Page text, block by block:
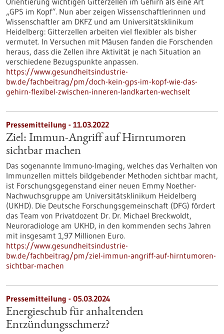
„GPS im Kopf“. Nun aber zeigen Wissenschaftlerinnen und
Wissenschaftler am DKFZ und am Universitätsklinikum
Heidelberg: Gitterzellen arbeiten viel flexibler als bisher
vermutet. In Versuchen mit Mäusen fanden die Forschenden
heraus, dass die Zellen ihre Aktivität je nach Situation an
verschiedene Bezugspunkte anpassen.
https://www.gesundheitsindustrie-
bw.de/fachbeitrag/pm/doch-kein-gps-im-kopf-wie-das-
gehirn-flexibel-zwischen-inneren-landkarten-wechselt
Pressemitteilung - 11.03.2022
Ziel: Immun-Angriff auf Hirntumoren
sichtbar machen
Das sogenannte Immuno-Imaging, welches das Verhalten von
Immunzellen mittels bildgebender Methoden sichtbar macht,
ist Forschungsgegenstand einer neuen Emmy Noether-
Nachwuchsgruppe am Universitätsklinikum Heidelberg
(UKHD). Die Deutsche Forschungsgemeinschaft (DFG) fördert
das Team von Privatdozent Dr. Dr. Michael Breckwoldt,
Neuroradiologe am UKHD, in den kommenden sechs Jahren
mit insgesamt 1,97 Millionen Euro.
https://www.gesundheitsindustrie-
bw.de/fachbeitrag/pm/ziel-immun-angriff-auf-hirntumoren-
sichtbar-machen
Pressemitteilung - 05.03.2024
Energieschub für anhaltenden
Entzündungsschmerz?